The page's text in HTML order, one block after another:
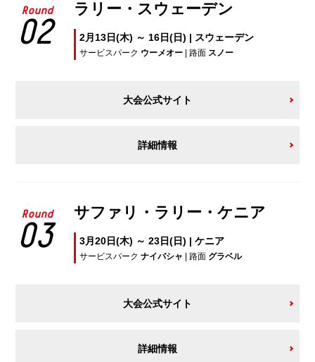
Round
02
ラリー・スウェーデン
2月13日(木) ～ 16日(日) | スウェーデン
サービスパーク ウーメオー| 路面 スノー
大会公式サイト
詳細情報
Round
03
サファリ・ラリー・ケニア
3月20日(木) ～ 23日(日) | ケニア
サービスパーク ナイバシャ | 路面 グラベル
大会公式サイト
詳細情報